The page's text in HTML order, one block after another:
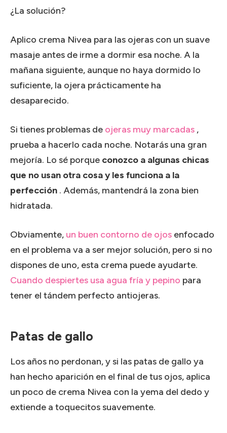
¿La solución?
Aplico crema Nivea para las ojeras con un suave
masaje antes de irme a dormir esa noche. A la
mañana siguiente, aunque no haya dormido lo
suficiente, la ojera prácticamente ha
desaparecido.
Si tienes problemas de ojeras muy marcadas ,
prueba a hacerlo cada noche. Notarás una gran
mejoría. Lo sé porque conozco a algunas chicas
que no usan otra cosa y les funciona a la
perfección . Además, mantendrá la zona bien
hidratada.
Obviamente, un buen contorno de ojos enfocado
en el problema va a ser mejor solución, pero si no
dispones de uno, esta crema puede ayudarte.
Cuando despiertes usa agua fría y pepino para
tener el tándem perfecto antiojeras.
Patas de gallo
Los años no perdonan, y si las patas de gallo ya
han hecho aparición en el final de tus ojos, aplica
un poco de crema Nivea con la yema del dedo y
extiende a toquecitos suavemente.